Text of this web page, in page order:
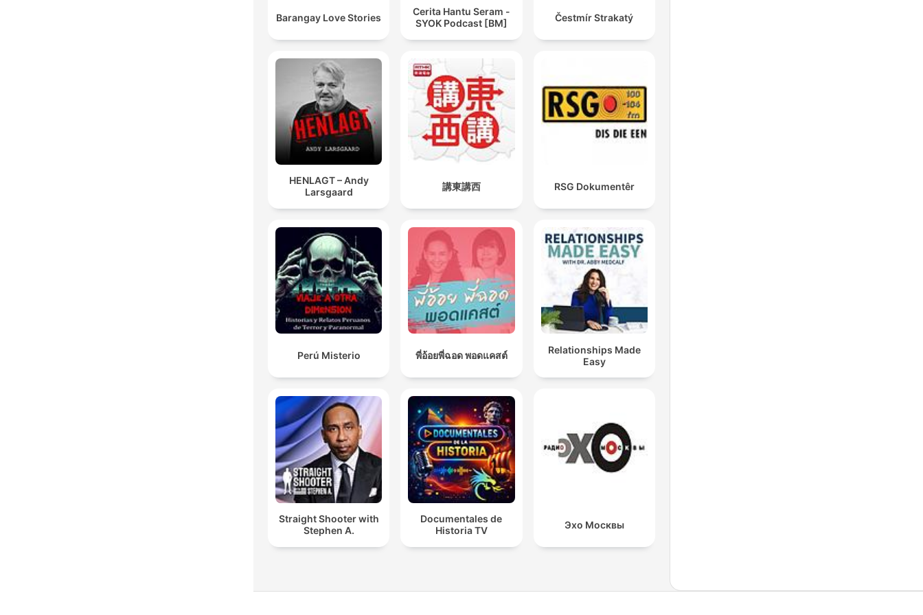
Barangay Love Stories
Cerita Hantu Seram -
SYOK Podcast [BM]
Čestmír Strakatý
HENLAGT – Andy
Larsgaard
講東講西 RSG Dokumentêr
Perú Misterio พี่อ้อยพี่ฉอด พอดแคสต์
Relationships Made
Easy
Straight Shooter with
Stephen A.
Documentales de
Historia TV
Эхо Москвы